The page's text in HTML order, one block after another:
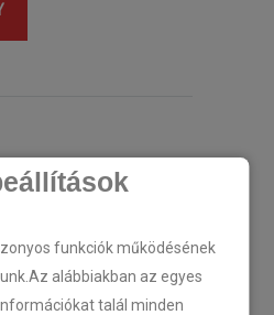
funkciók működésének
alábbiakban az egyes
talál minden
tempomat ISUZU
szériás teherautókhoz